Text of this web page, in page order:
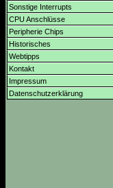
Sonstige Interrupts
CPU Anschlüsse
Peripherie Chips
Historisches
Webtipps
Kontakt
Impressum
Datenschutzerklärung